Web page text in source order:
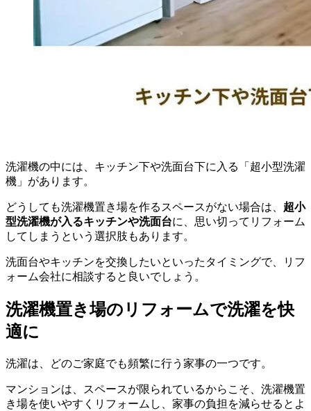
洗濯機の中には、キッチン下や洗面台下に入る「超小型洗濯
機」があります。
どうしても洗濯機置き場を作るスペースがない場合は、 超小
型洗濯機が入るキッチンや洗面台に、思い切ってリフォーム
してしまうという選択肢もあります。
洗面台やキッチンを交換したいといったタイミングで、リフ
ォーム会社に相談すると良いでしょう。
洗濯機置き場のリフォームで洗濯を快
適に
洗濯は、どのご家庭でも頻繁に行う家事の一つです。
マンションは、スペースが限られているからこそ、洗濯機置
き場を使いやすくリフォームし、家事の負担を減らせるとよ